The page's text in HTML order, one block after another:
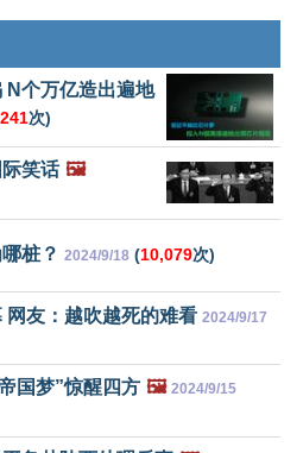
N个万亿造出遍地
次)
笑话 🖼️
桩？ 2024/9/18 (10,079次)
网友：越吹越死的难看 2024/9/17
国梦”惊醒四方 🖼️ 2024/9/15